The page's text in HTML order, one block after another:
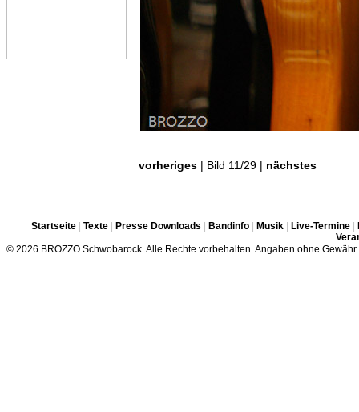
vorheriges | Bild 11/29 | nächstes
Startseite| Texte| Presse Downloads Bandinfo| Musik| Live-Termine|
© 2026 BROZZO Schwobarock. Alle Rechte vorbehalten. Angaben ohne Gewähr.